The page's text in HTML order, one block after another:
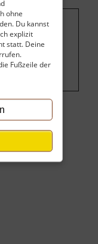
ohne
Du kannst
explizit
statt. Deine
Fußzeile der
wird
Cookie-
.